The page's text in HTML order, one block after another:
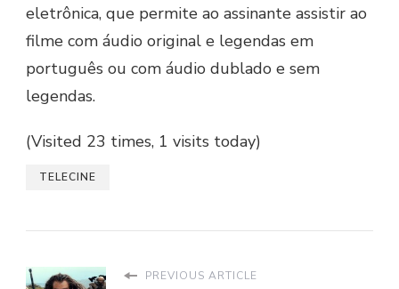
eletrônica, que permite ao assinante assistir ao
filme com áudio original e legendas em
português ou com áudio dublado e sem
legendas.
(Visited 23 times, 1 visits today)
TELECINE
PREVIOUS ARTICLE